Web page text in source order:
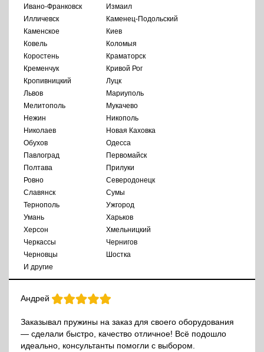
Ивано-Франковск
Измаил
Илличевск
Каменец-Подольский
Каменское
Киев
Ковель
Коломыя
Коростень
Краматорск
Кременчук
Кривой Рог
Кропивницкий
Луцк
Львов
Мариуполь
Мелитополь
Мукачево
Нежин
Никополь
Николаев
Новая Каховка
Обухов
Одесса
Павлоград
Первомайск
Полтава
Прилуки
Ровно
Северодонецк
Славянск
Сумы
Тернополь
Ужгород
Умань
Харьков
Херсон
Хмельницкий
Черкассы
Чернигов
Черновцы
Шостка
И другие
Андрей
Заказывал пружины на заказ для своего оборудования
— сделали быстро, качество отличное! Всё подошло
идеально, консультанты помогли с выбором.